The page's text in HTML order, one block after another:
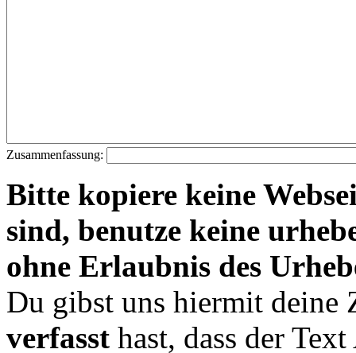
Zusammenfassung:
Bitte kopiere keine
sind, benutze keine
ohne Erlaubnis des
Du gibst uns hiermit deine
verfasst hast, dass der